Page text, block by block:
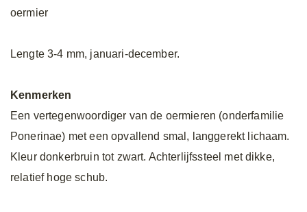
oermier
Lengte 3-4 mm, januari-december.
Kenmerken
Een vertegenwoordiger van de oermieren (onderfamilie
Ponerinae) met een opvallend smal, langgerekt lichaam.
Kleur donkerbruin tot zwart. Achterlijfssteel met dikke,
relatief hoge schub.